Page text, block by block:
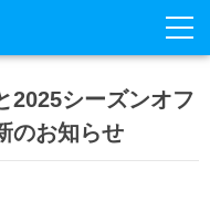
2025シーズンオフ
のお知らせ